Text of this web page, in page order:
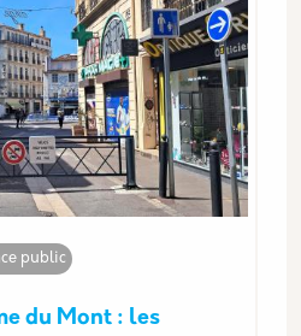
public
du Mont : les